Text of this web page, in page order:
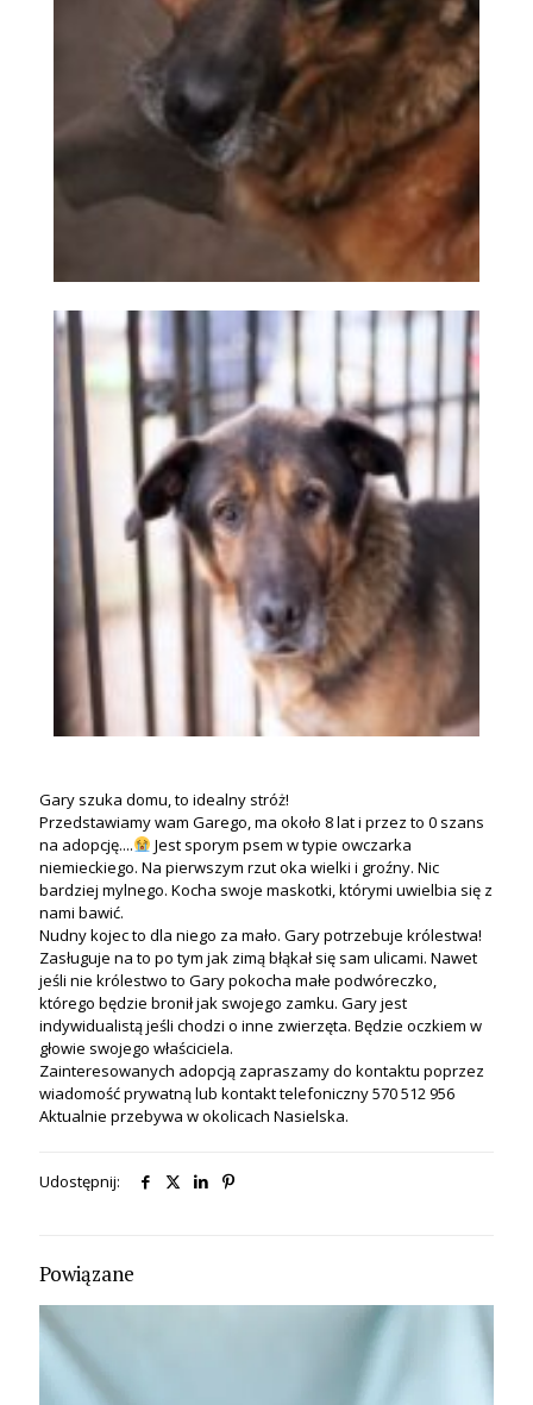
Gary szuka domu, to idealny stróż!
Przedstawiamy wam Garego, ma około 8 lat i przez to 0 szans
na adopcję....
Jest sporym psem w typie owczarka
niemieckiego. Na pierwszym rzut oka wielki i groźny. Nic
bardziej mylnego. Kocha swoje maskotki, którymi uwielbia się z
nami bawić.
Nudny kojec to dla niego za mało. Gary potrzebuje królestwa!
Zasługuje na to po tym jak zimą błąkał się sam ulicami. Nawet
jeśli nie królestwo to Gary pokocha małe podwóreczko,
którego będzie bronił jak swojego zamku. Gary jest
indywidualistą jeśli chodzi o inne zwierzęta. Będzie oczkiem w
głowie swojego właściciela.
Zainteresowanych adopcją zapraszamy do kontaktu poprzez
wiadomość prywatną lub kontakt telefoniczny 570 512 956
Aktualnie przebywa w okolicach Nasielska.
Udostępnij:
Powiązane